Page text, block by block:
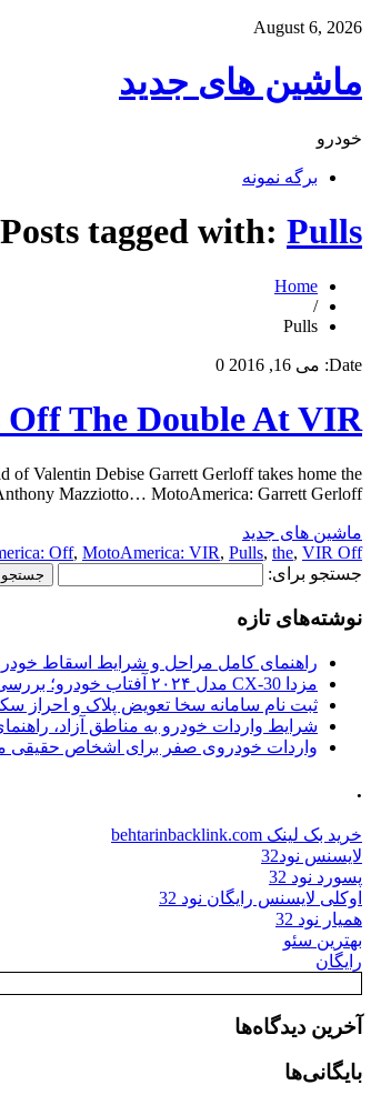
August 6, 2026
ماشین های جدید
خودرو
برگه نمونه
Posts tagged with: Pulls
Home
/
Pulls
Date: می 16, 2016 0
The Double At VIR
Valentin Debise Garrett Gerloff takes home the
Mazziotto… MotoAmerica: Garrett Gerloff […]
ماشین های جدید
Off, MotoAmerica: VIR, Pulls, the, VIR Off
جستجو برای:
نوشته‌های تازه
راهنمای کامل مراحل و شرایط اسقاط خودرو فرسوده
مزدا CX-30 مدل ۲۰۲۴ آفتاب خودرو؛ بررسی و مشخصات فنی
ثبت نام سامانه سخا تعویض پلاک و احراز
شرایط واردات خودرو به مناطق آزاد،
واردات خودروی صفر برای اشخاص حقیقی
.
خرید بک لینک behtarinbacklink.com
لایسنس نود32
پسورد نود 32
اوکلی لایسنس رایگان نود 32
همیار نود 32
بهترین سئو
رایگان
آخرین دیدگاه‌ها
بایگانی‌ها